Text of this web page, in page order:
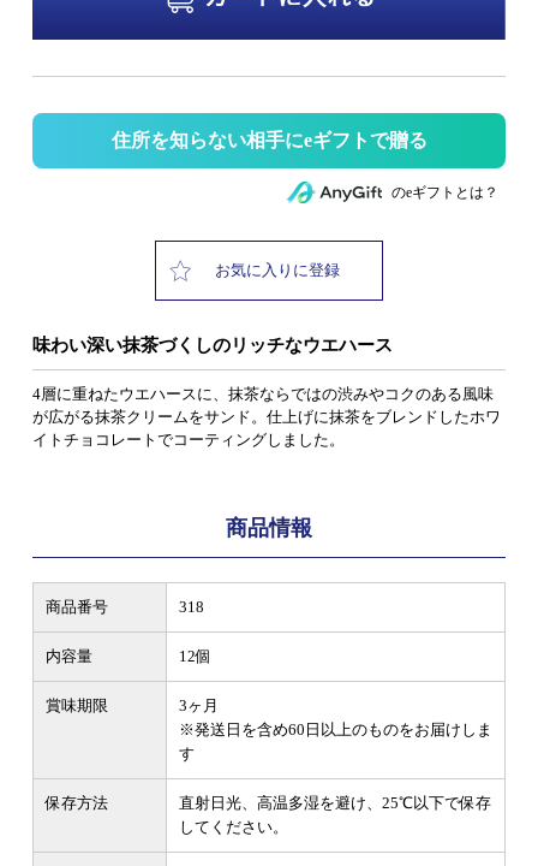
住所を知らない相手にeギフトで贈る
のeギフトとは？
お気に入りに登録
味わい深い抹茶づくしのリッチなウエハース
4層に重ねたウエハースに、抹茶ならではの渋みやコクのある風味
が広がる抹茶クリームをサンド。仕上げに抹茶をブレンドしたホワ
イトチョコレートでコーティングしました。
商品情報
商品番号 318
内容量 12個
賞味期限
3ヶ月
※発送日を含め60日以上のものをお届けしま
す
保存方法
直射日光、高温多湿を避け、25℃以下で保存
してください。